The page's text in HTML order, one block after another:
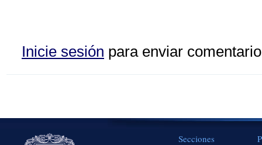
Inicie sesión para enviar
Secciones